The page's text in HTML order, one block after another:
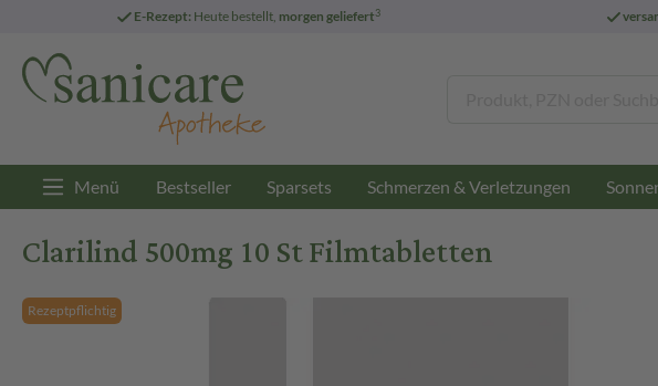
E-Rezept: Heute bestellt, morgen geliefert3
Menü Bestseller Sparsets Schmerzen & Verletzungen
Clarilind 500mg 10 St Filmtabletten
Rezeptpflichtig